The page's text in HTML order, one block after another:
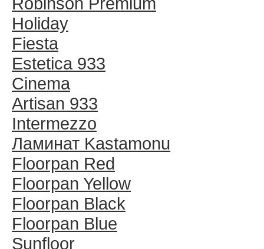
Holiday
Fiesta
Estetica 933
Cinema
Artisan 933
Intermezzo
Ламинат Kastamonu
Floorpan Red
Floorpan Yellow
Floorpan Black
Floorpan Blue
Sunfloor